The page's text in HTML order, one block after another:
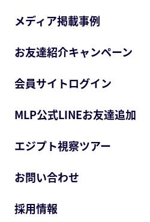
メディア掲載事例
お友達紹介キャンペーン
会員サイトログイン
MLP公式LINEお友達追加
エジプト視察ツアー
お問い合わせ
採用情報